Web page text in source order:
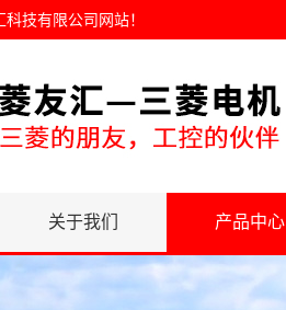
科技有限公司网站！
关于我们 产品中心